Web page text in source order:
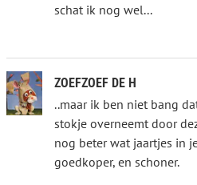
schat ik nog wel...
ZOEFZOEF DE H
..maar ik ben niet bang
stokje overneemt door
nog beter wat jaartjes in
goedkoper, en schoner.